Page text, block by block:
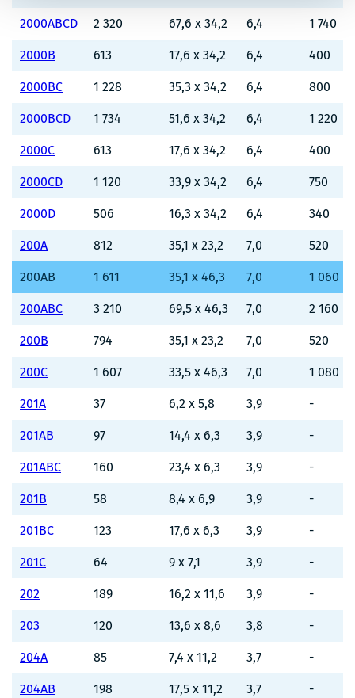
2000ABCD 2 320 67,6 x 34,2 6,4 1 740
2000B 613 17,6 x 34,2 6,4 400
2000BC 1 228 35,3 x 34,2 6,4 800
2000BCD 1 734 51,6 x 34,2 6,4 1 220
2000C 613 17,6 x 34,2 6,4 400
2000CD 1 120 33,9 x 34,2 6,4 750
2000D 506 16,3 x 34,2 6,4 340
200A 812 35,1 x 23,2 7,0 520
200AB 1 611 35,1 x 46,3 7,0 1 060
200ABC 3 210 69,5 x 46,3 7,0 2 160
200B 794 35,1 x 23,2 7,0 520
200C 1 607 33,5 x 46,3 7,0 1 080
201A 37 6,2 x 5,8 3,9 -
201AB 97 14,4 x 6,3 3,9 -
201ABC 160 23,4 x 6,3 3,9 -
201B 58 8,4 x 6,9 3,9 -
201BC 123 17,6 x 6,3 3,9 -
201C 64 9 x 7,1 3,9 -
202 189 16,2 x 11,6 3,9 -
203 120 13,6 x 8,6 3,8 -
204A 85 7,4 x 11,2 3,7 -
204AB 198 17,5 x 11,2 3,7 -